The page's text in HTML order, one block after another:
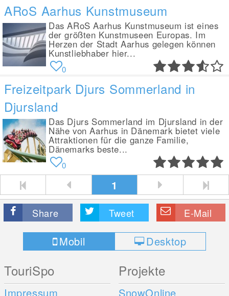
ARoS Aarhus Kunstmuseum
Das ARoS Aarhus Kunstmuseum ist eines
der größten Kunstmuseen Europas. Im
Herzen der Stadt Aarhus gelegen können
Kunstliebhaber hier...
0
Freizeitpark Djurs Sommerland in
Djursland
Das Djurs Sommerland im Djursland in der
Nähe von Aarhus in Dänemark bietet viele
Attraktionen für die ganze Familie,
Dänemarks beste...
0
1
Share Tweet E-Mail
Mobil Desktop
TouriSpo
Impressum
Projekte
SnowOnline